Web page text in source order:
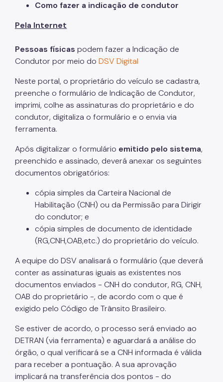
Defesa da Autuação (CDA)
Fretamento
Junta Administrativa (JARI)
Motofrete
Táxi
Transporte Escolar Privado
Transporte Escolar Gratuito - TEG
COMFROTA-SP
Como se defender
Seu veículo foi guinchado
Notícias
Como fazer a indicação de condutor
Pela Internet
Pessoas físicas podem fazer a Indicação de
Condutor por meio do DSV Digital
Neste portal, o proprietário do veículo se cadastra,
preenche o formulário de Indicação de Condutor,
imprimi, colhe as assinaturas do proprietário e do
condutor, digitaliza o formulário e o envia via
ferramenta.
Após digitalizar o formulário emitido pelo sistema,
preenchido e assinado, deverá anexar os seguintes
documentos obrigatórios:
cópia simples da Carteira Nacional de
Habilitação (CNH) ou da Permissão para Dirigir
do condutor; e
cópia simples de documento de identidade
(RG,CNH,OAB,etc.) do proprietário do veículo.
A equipe do DSV analisará o formulário (que deverá
conter as assinaturas iguais as existentes nos
documentos enviados - CNH do condutor, RG, CNH,
OAB do proprietário -, de acordo com o que é
exigido pelo Código de Trânsito Brasileiro.
Se estiver de acordo, o processo será enviado ao
DETRAN (via ferramenta) e aguardará a análise do
órgão, o qual verificará se a CNH informada é válida
para receber a pontuação. A sua aprovação
implicará na transferência dos pontos - do